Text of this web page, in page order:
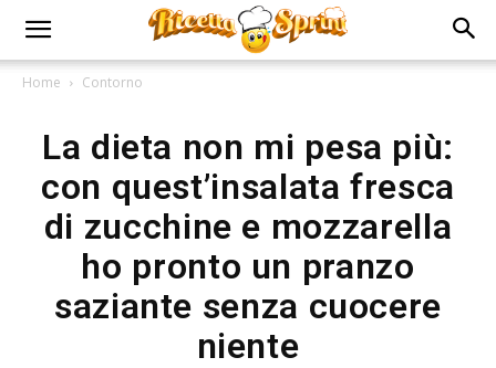
Home Contorno
La dieta non mi pesa più:
con quest’insalata fresca
di zucchine e mozzarella
ho pronto un pranzo
saziante senza cuocere
niente